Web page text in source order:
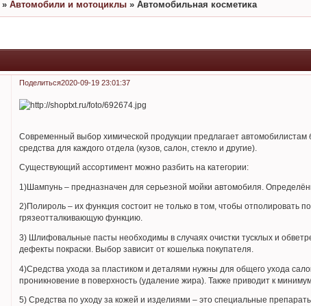
» Автомобили и мотоциклы » Автомобильная косметика
Поделиться2020-09-19 23:01:37
Современный выбор химической продукции предлагает
средства для каждого отдела (кузов, салон, стекло и другие).
Существующий ассортимент можно разбить на категории:
1)Шампунь – предназначен для серьезной мойки автомобиля.
2)Полироль – их функция состоит не только в том, чтобы
грязеотталкивающую функцию.
3) Шлифовальные пасты необходимы в случаях очистки тусклых и
дефекты покраски. Выбор зависит от кошелька покупателя.
4)Средства ухода за пластиком и деталями нужны для общего ухода
проникновение в поверхность (удаление жира). Также приводит к
5) Средства по уходу за кожей и изделиями – это специальные